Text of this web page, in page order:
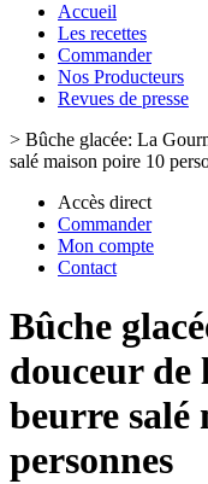
Accueil
Les recettes
Commander
Nos Producteurs
Revues de presse
> Bûche glacée: La
salé maison poire 10
Accès direct
Commander
Mon compte
Contact
Bûche
douceur de
beurre salé
personnes